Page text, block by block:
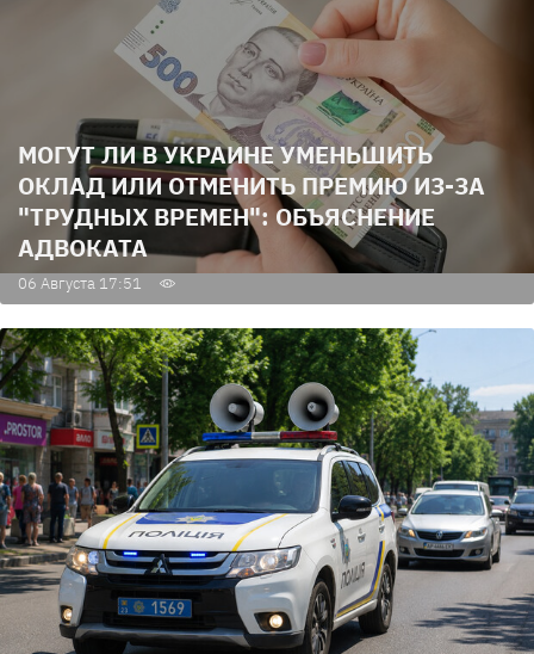
МОГУТ ЛИ В УКРАИНЕ УМЕНЬШИТЬ
ОКЛАД ИЛИ ОТМЕНИТЬ ПРЕМИЮ ИЗ-ЗА
"ТРУДНЫХ ВРЕМЕН": ОБЪЯСНЕНИЕ
АДВОКАТА
06 Августа 17:51